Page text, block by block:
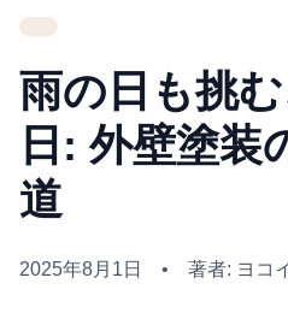
雨の日も挑
日: 外壁塗装
道
2025年8月1日 • 著者: ヨコ